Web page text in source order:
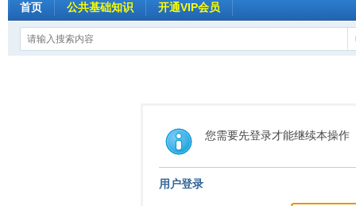
首页 公共基础知识 开通VIP会员
您需要先登录才能继续本操作
用户登录